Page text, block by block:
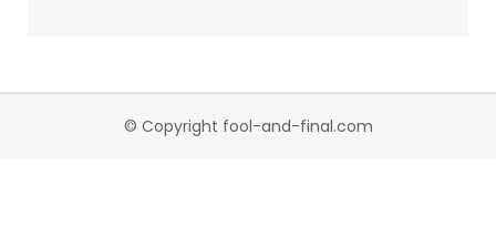
© Copyright fool-and-final.com